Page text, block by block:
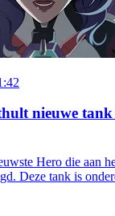
nieuwe
Hero die aan
Deze tank is